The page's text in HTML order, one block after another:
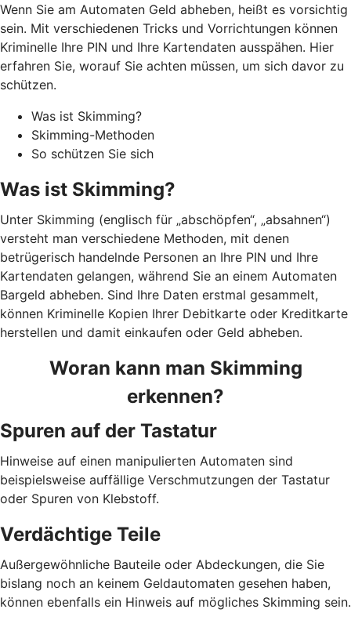
Wenn Sie am Automaten Geld abheben, heißt es vorsichtig
sein. Mit verschiedenen Tricks und Vorrichtungen können
Kriminelle Ihre PIN und Ihre Kartendaten ausspähen. Hier
erfahren Sie, worauf Sie achten müssen, um sich davor zu
schützen.
Was ist Skimming?
Skimming-Methoden
So schützen Sie sich
Was ist Skimming?
Unter Skimming (englisch für „abschöpfen“, „absahnen“)
versteht man verschiedene Methoden, mit denen
betrügerisch handelnde Personen an Ihre PIN und Ihre
Kartendaten gelangen, während Sie an einem Automaten
Bargeld abheben. Sind Ihre Daten erstmal gesammelt,
können Kriminelle Kopien Ihrer Debitkarte oder Kreditkarte
herstellen und damit einkaufen oder Geld abheben.
Woran kann man Skimming
erkennen?
Spuren auf der Tastatur
Hinweise auf einen manipulierten Automaten sind
beispielsweise auffällige Verschmutzungen der Tastatur
oder Spuren von Klebstoff.
Verdächtige Teile
Außergewöhnliche Bauteile oder Abdeckungen, die Sie
bislang noch an keinem Geldautomaten gesehen haben,
können ebenfalls ein Hinweis auf mögliches Skimming sein.